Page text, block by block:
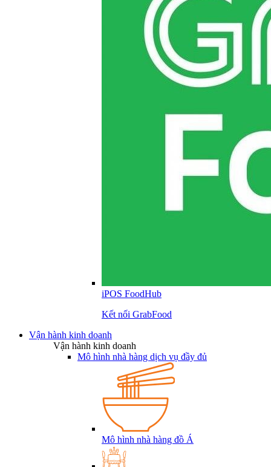
iPOS FoodHub
Kết nối GrabFood
Vận hành kinh doanh
Vận hành kinh doanh
Mô hình nhà hàng dịch vụ đầy đủ
Mô hình nhà hàng đồ Á